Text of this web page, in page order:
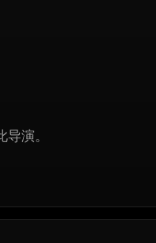
演。